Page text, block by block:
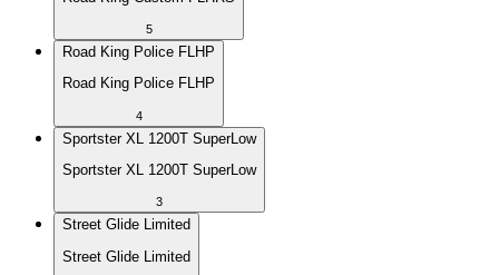
5
Road King Police FLHP
Road King Police FLHP
4
Sportster XL 1200T SuperLow
Sportster XL 1200T SuperLow
3
Street Glide Limited
Street Glide Limited